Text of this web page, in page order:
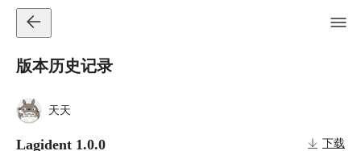
版本历史记录
天天
Lagident 1.0.0 下载